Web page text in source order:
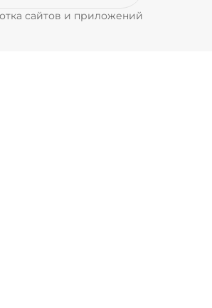
сайтов и приложений
Pyrobyte